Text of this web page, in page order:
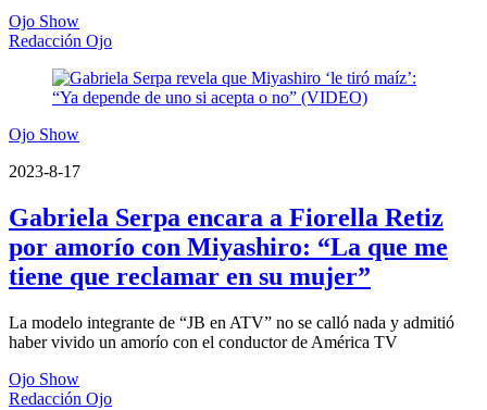
Ojo Show
Redacción Ojo
Ojo Show
2023-8-17
Gabriela Serpa encara a Fiorella Retiz
por amorío con Miyashiro: “La que me
tiene que reclamar en su mujer”
La modelo integrante de “JB en ATV” no se calló nada y admitió
haber vivido un amorío con el conductor de América TV
Ojo Show
Redacción Ojo